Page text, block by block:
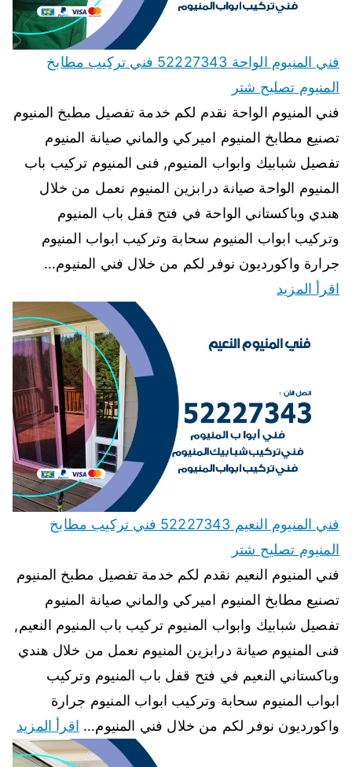
فني المنيوم الواحة 52227343 فني تركيب مطابخ
المنيوم تصليح شتر
فني المنيوم الواحة نقدم لكم خدمة تفصيل مطبخ المنيوم
تصنيع مطابخ المنيوم اميركي والماني صيانة المنيوم
تفصيل شبابيك وابواب المنيوم, فنى المنيوم تركيب باب
المنيوم الواحة صيانة درابزين المنيوم نعمل من خلال
هندي وباكستاني الواحة في فتح قفل باب المنيوم
وتركيب ابواب المنيوم سحابة وتركيب ابواب المنيوم
جرارة واكورديون نوفر لكم من خلال فني المنيوم…
اقرأ المزيد
فني المنيوم النعيم 52227343 فني تركيب مطابخ
المنيوم تصليح شتر
فني المنيوم النعيم نقدم لكم خدمة تفصيل مطبخ المنيوم
تصنيع مطابخ المنيوم اميركي والماني صيانة المنيوم
تفصيل شبابيك وابواب المنيوم تركيب باب المنيوم النعيم,
فنى المنيوم صيانة درابزين المنيوم نعمل من خلال هندي
وباكستاني النعيم في فتح قفل باب المنيوم وتركيب
ابواب المنيوم سحابة وتركيب ابواب المنيوم جرارة
واكورديون نوفر لكم من خلال فني المنيوم… اقرأ المزيد